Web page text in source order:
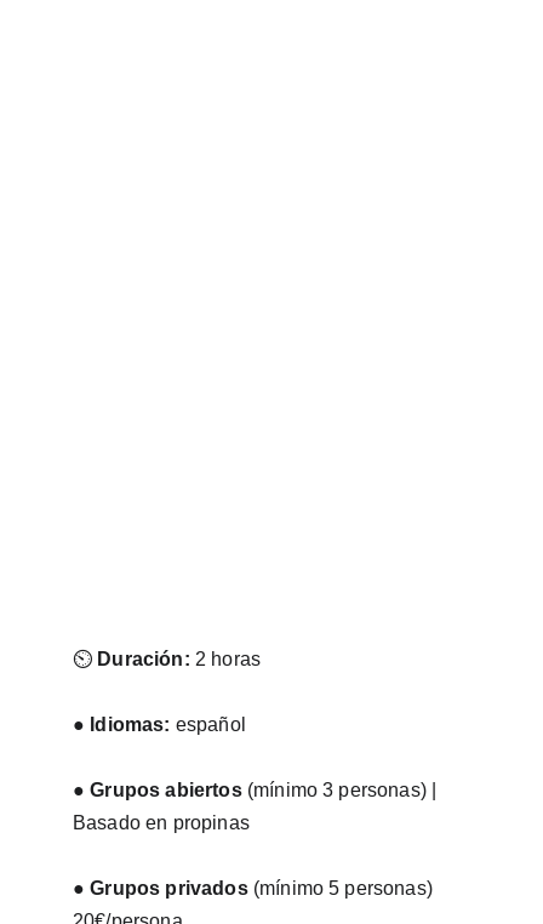
⏲︎ Duración: 2 horas
● Idiomas: español
● Grupos abiertos (mínimo 3 personas) |
Basado en propinas
● Grupos privados (mínimo 5 personas)